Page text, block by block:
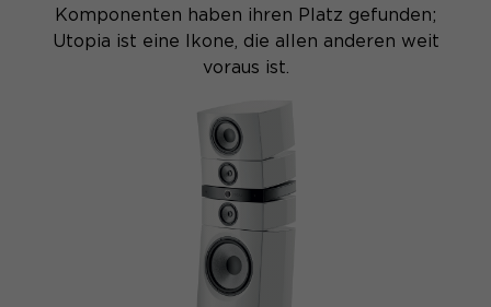
Komponenten haben ihren Platz gefunden;
Utopia ist eine Ikone, die allen anderen weit
voraus ist.